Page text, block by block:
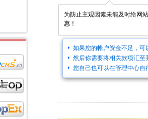
为防止主观因素未能及时给网
惠！
如果您的帐户资金不足，
然后你需要将相关款项汇
您自己也可以在管理中心